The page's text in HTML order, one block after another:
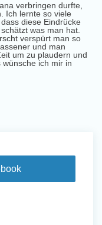
verbringen durfte,
Ich lernte so viele
diese Eindrücke
was man hat.
verspürt man so
und man
um zu plaudern und
ich mir in